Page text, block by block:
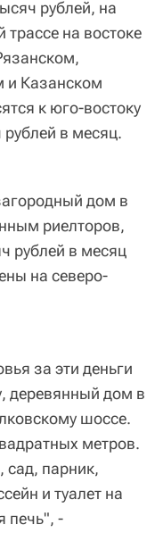
рублей, на
трассе на востоке
и Казанском
к юго-востоку
в месяц.
дом в
риелторов,
рублей в месяц
на северо-
за эти деньги
деревянный дом в
шоссе.
метров.
сад, парник,
и туалет на
печь", -